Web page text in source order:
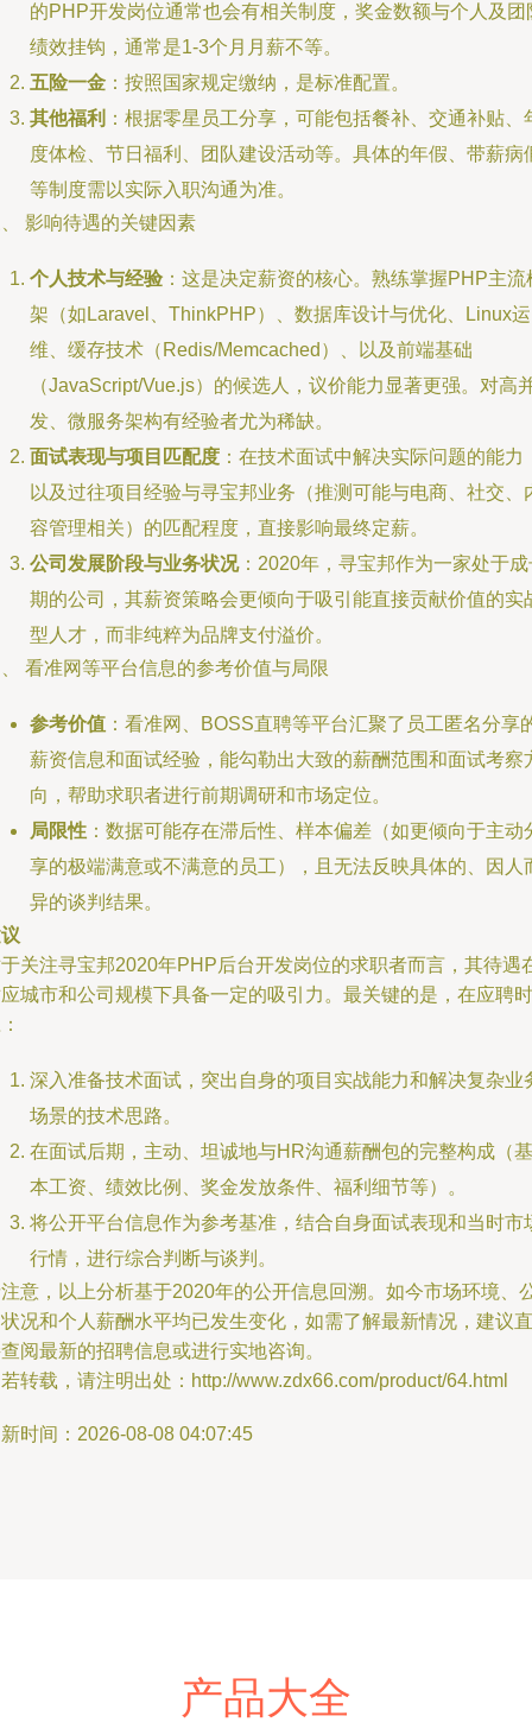
的PHP开发岗位通常也会有相关制度，奖金数额与个人及团
绩效挂钩，通常是1-3个月月薪不等。
五险一金 ：按照国家规定缴纳，是标准配置。
其他福利 ：根据零星员工分享，可能包括餐补、交通补贴、
度体检、节日福利、团队建设活动等。具体的年假、带薪病
等制度需以实际入职沟通为准。
影响待遇的关键因素
个人技术与经验 ：这是决定薪资的核心。熟练掌握PHP主流
架（如Laravel、ThinkPHP）、数据库设计与优化、Linux运
维、缓存技术（Redis/Memcached）、以及前端基础
（JavaScript/Vue.js）的候选人，议价能力显著更强。对高
发、微服务架构有经验者尤为稀缺。
面试表现与项目匹配度 ：在技术面试中解决实际问题的能力
以及过往项目经验与寻宝邦业务（推测可能与电商、社交、
容管理相关）的匹配程度，直接影响最终定薪。
公司发展阶段与业务状况：2020年，寻宝邦作为一家处于成
期的公司，其薪资策略会更倾向于吸引能直接贡献价值的实
型人才，而非纯粹为品牌支付溢价。
看准网等平台信息的参考价值与局限
参考价值 ：看准网、BOSS直聘等平台汇聚了员工匿名分享
薪资信息和面试经验，能勾勒出大致的薪酬范围和面试考察
向，帮助求职者进行前期调研和市场定位。
局限性 ：数据可能存在滞后性、样本偏差（如更倾向于主动
享的极端满意或不满意的员工），且无法反映具体的、因人
异的谈判结果。
关注寻宝邦2020年PHP后台开发岗位的求职者而言，其待遇
城市和公司规模下具备一定的吸引力。最关键的是，在应聘时
深入准备技术面试，突出自身的项目实战能力和解决复杂业
场景的技术思路。
在面试后期，主动、坦诚地与HR沟通薪酬包的完整构成（基
本工资、绩效比例、奖金发放条件、福利细节等）。
将公开平台信息作为参考基准，结合自身面试表现和当时市
行情，进行综合判断与谈判。
意，以上分析基于2020年的公开信息回溯。如今市场环境、
况和个人薪酬水平均已发生变化，如需了解最新情况，建议直
阅最新的招聘信息或进行实地咨询。
转载，请注明出处：http://www.zdx66.com/product/64.html
时间：2026-08-08 04:07:45
产品大全